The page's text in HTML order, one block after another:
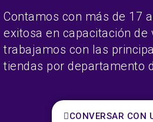
Contamos con más de 17
exitosa en capacitación de
trabajamos con las
tiendas por departamento
CONVERSAR CON